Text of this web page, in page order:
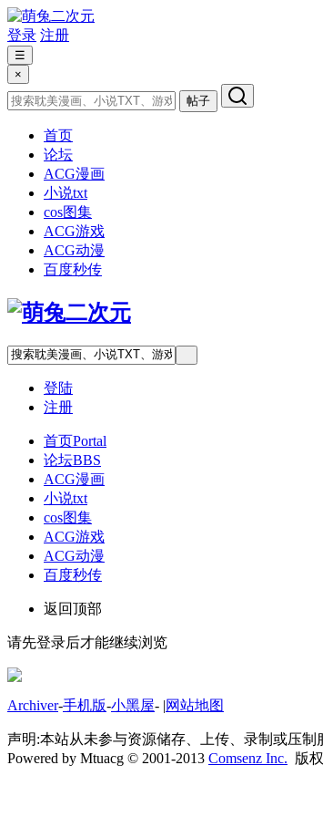
登录 注册
☰
×
帖子
首页
论坛
ACG漫画
小说txt
cos图集
ACG游戏
ACG动漫
百度秒传
登陆
注册
首页Portal
论坛BBS
ACG漫画
小说txt
cos图集
ACG游戏
ACG动漫
百度秒传
返回顶部
请先登录后才能继续浏览
Archiver-手机版-小黑屋- |网站地图
声明:本站从未参与资源储存、上传、录制或压
Powered by Mtuacg © 2001-2013 Comsenz Inc. 版